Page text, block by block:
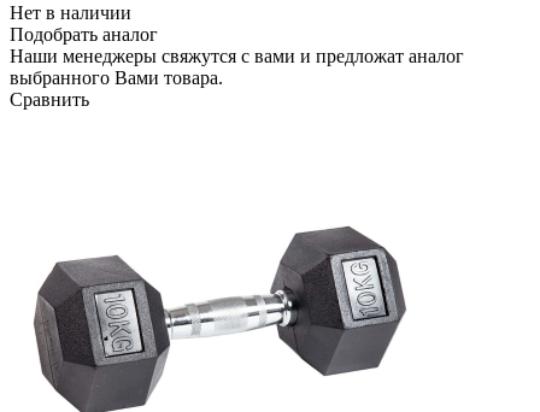
Нет в наличии
Подобрать аналог
Наши менеджеры свяжутся с вами и предложат аналог
выбранного Вами товара.
Сравнить